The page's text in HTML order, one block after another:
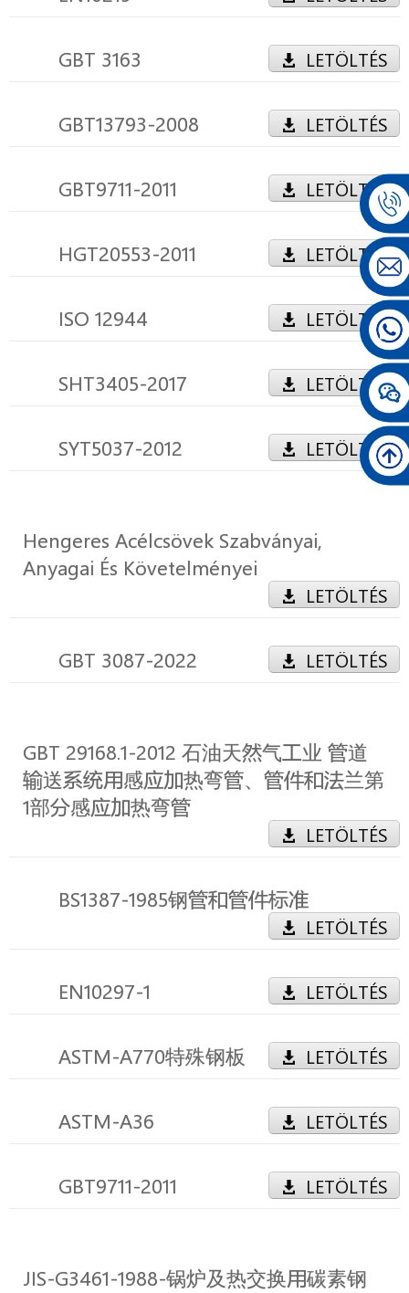
GBT 3163 LETÖLTÉS
GBT13793-2008 LETÖLTÉS
GBT9711-2011 LETÖLTÉS
HGT20553-2011 LETÖLTÉS
ISO 12944 LETÖLTÉS
SHT3405-2017 LETÖLTÉS
SYT5037-2012 LETÖLTÉS
Hengeres Acélcsövek Szabványai,
Anyagai És Követelményei
LETÖLTÉS
GBT 3087-2022 LETÖLTÉS
GBT 29168.1-2012 石油天然气工业 管道
输送系统用感应加热弯管、管件和法兰第
1部分感应加热弯管
LETÖLTÉS
BS1387-1985钢管和管件标准
LETÖLTÉS
EN10297-1 LETÖLTÉS
ASTM-A770特殊钢板 LETÖLTÉS
ASTM-A36 LETÖLTÉS
GBT9711-2011 LETÖLTÉS
JIS-G3461-1988-锅炉及热交换用碳素钢